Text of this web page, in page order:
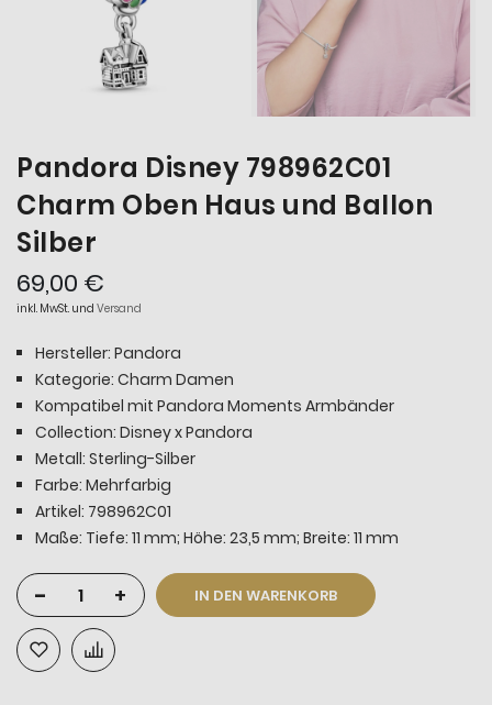
Pandora Disney 798962C01
Charm Oben Haus und Ballon
Silber
69,00 €
inkl. MwSt. und Versand
Hersteller: Pandora
Kategorie: Charm Damen
Kompatibel mit Pandora Moments Armbänder
Collection: Disney x Pandora
Metall: Sterling-Silber
Farbe: Mehrfarbig
Artikel: 798962C01
Maße: Tiefe: 11 mm; Höhe: 23,5 mm; Breite: 11 mm
- + IN DEN WARENKORB